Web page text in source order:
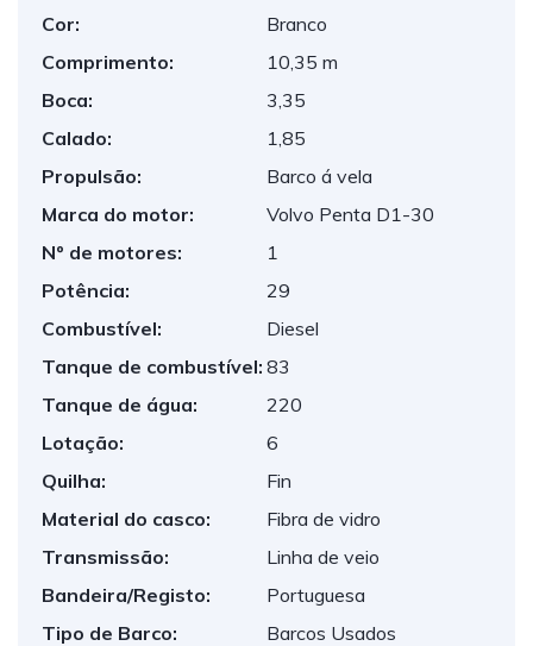
Cor:
Branco
Comprimento:
10,35 m
Boca:
3,35
Calado:
1,85
Propulsão:
Barco á vela
Marca do motor:
Volvo Penta D1-30
Nº de motores:
1
Potência:
29
Combustível:
Diesel
Tanque de combustível: 83
Tanque de água:
220
Lotação:
6
Quilha:
Fin
Material do casco:
Fibra de vidro
Transmissão:
Linha de veio
Bandeira/Registo:
Portuguesa
Tipo de Barco:
Barcos Usados